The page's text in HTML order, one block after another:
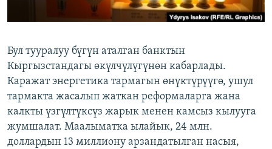
ЭЕ/АРнун бардык сайттары
Бул тууралуу бүгүн аталган банктын
Кыргызстандагы өкүлчүлүгүнөн кабарлады.
Каражат энергетика тармагын өнүктүрүүгө, ушул
тармакта жасалып жаткан реформаларга жана
калкты үзгүлтүксүз жарык менен камсыз кылууга
жумшалат. Маалыматка ылайык, 24 млн.
доллардын 13 миллиону арзандатылган насыя,